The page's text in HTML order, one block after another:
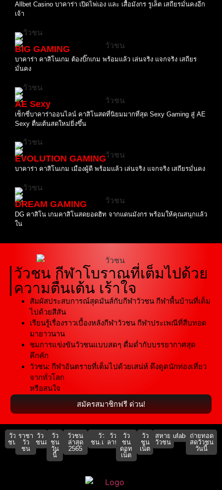
Allbet Casino บาคาร่า เปิดไพ่เอง และ เสื้อมังกร รูเล็ต เสถียรมั่นคงอีก
เจ้า
BIG GAMING
บาคาร่า คาสิโนเกม ต้องบิ๊กเกม พร้อมแล้ว เล่นจริง แจกจริง เสถียร
มั่นคง
AE Sexy
เซ็กซี่บาคาร่าออนไลน์ คาสิโนสดที่นิยมมากที่สุด Sexy Gaming สู่ AE
Sexy ตื่นเต้นสดใหม่ยิ่งขึ้น
EVOLUTION GAMING
บาคาร่า คาสิโนเกม เมืองผู้ดี พร้อมแล้ว เล่นจริง แจกจริง เสถียรมั่นคง
DREAM GAMING
DG คาสิโน เกมคาสิโนสดยอดฮิท จากแดนมังกร พร้อมให้คุณสนุกแล้ว
ใน
วัวชน กีฬาโบราณที่เต็มไปด้วย
ความตื่นเต้น เร้าใจ
สัมผัสประสบการณ์สุดมันส์กับกีฬาวัวชน กีฬาพื้นบ้านที่เต็ม
ไปด้วยสีสัน
เรียนรู้เรื่องราวเบื้องหลังกีฬาวัวชน กีฬาประเพณีที่สืบทอด
มายาวนาน
ชมการแข่งขันวัวชนแบบสดๆ ดื่มด่ำกับบรรยากาศสุด
คึกคัก
วัวชน: กีฬาอันตรายที่เต็มไปด้วยเสน่ห์ ดึงดูดนักท่องเที่ยว
จากทั่วโลก
หรือสนใจ
สมัครสมาชิกฟรี ด่วน!
วัว
ชน
ราชา
วัว
ชน
วัว
ชนสด
วัว
ชน
วัน
นี้
วัวชน
ล่าสุด
2565
วัว
ชน.เน็ต
วัว
ลาน
วัว
ชน
ดอท
เน็ต
วัว
ชน
เน็ต
สหาย
วัวชน
ufabet911ถ่ายทอด
สดวัวชน
วันนี้